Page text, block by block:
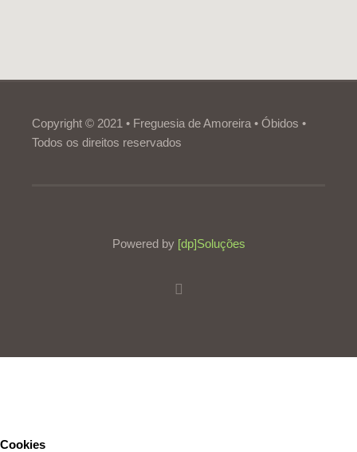
Copyright © 2021 • Freguesia de Amoreira • Óbidos •
Todos os direitos reservados
Powered by [dp]Soluções
Cookies